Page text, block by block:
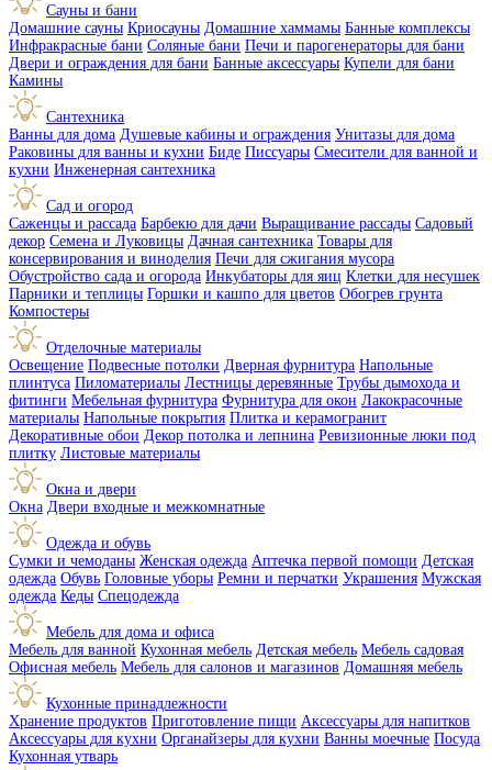
Сауны и бани
Домашние сауны Криосауны Домашние хаммамы Банные комплексы
Инфракрасные бани Соляные бани Печи и парогенераторы для бани
Двери и ограждения для бани Банные аксессуары Купели для бани
Камины
Сантехника
Ванны для дома Душевые кабины и ограждения Унитазы для дома
Раковины для ванны и кухни Биде Писсуары Смесители для ванной и
кухни Инженерная сантехника
Сад и огород
Саженцы и рассада Барбекю для дачи Выращивание рассады Садовый
декор Семена и Луковицы Дачная сантехника Товары для
консервирования и виноделия Печи для сжигания мусора
Обустройство сада и огорода Инкубаторы для яиц Клетки для несушек
Парники и теплицы Горшки и кашпо для цветов Обогрев грунта
Компостеры
Отделочные материалы
Освещение Подвесные потолки Дверная фурнитура Напольные
плинтуса Пиломатериалы Лестницы деревянные Трубы дымохода и
фитинги Мебельная фурнитура Фурнитура для окон Лакокрасочные
материалы Напольные покрытия Плитка и керамогранит
Декоративные обои Декор потолка и лепнина Ревизионные люки под
плитку Листовые материалы
Окна и двери
Окна Двери входные и межкомнатные
Одежда и обувь
Сумки и чемоданы Женская одежда Аптечка первой помощи Детская
одежда Обувь Головные уборы Ремни и перчатки Украшения Мужская
одежда Кеды Спецодежда
Мебель для дома и офиса
Мебель для ванной Кухонная мебель Детская мебель Мебель садовая
Офисная мебель Мебель для салонов и магазинов Домашняя мебель
Кухонные принадлежности
Хранение продуктов Приготовление пищи Аксессуары для напитков
Аксессуары для кухни Органайзеры для кухни Ванны моечные Посуда
Кухонная утварь